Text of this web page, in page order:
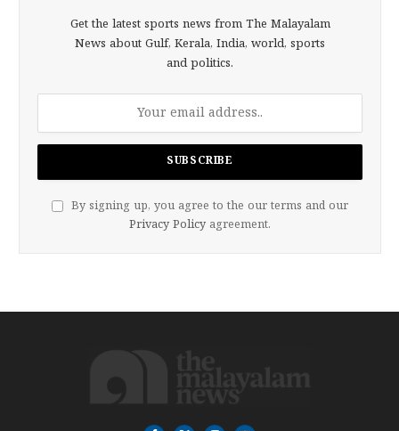
Get the latest sports news from The Malayalam
News about Gulf, Kerala, India, world, sports
and politics.
By signing up, you agree to the our terms and our
Privacy Policy agreement.